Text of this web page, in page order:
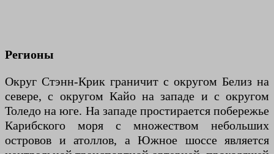
Регионы
Округ Стэнн-Крик граничит с округом Белиз на
севере, с округом Кайо на западе и с округом
Толедо на юге. На западе простирается побережье
Карибского моря с множеством небольших
островов и атоллов, а Южное шоссе является